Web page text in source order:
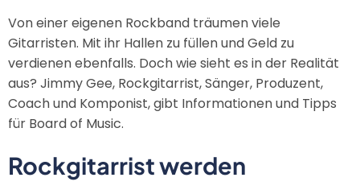
Von einer eigenen Rockband träumen viele
Gitarristen. Mit ihr Hallen zu füllen und Geld zu
verdienen ebenfalls. Doch wie sieht es in der Realität
aus? Jimmy Gee, Rockgitarrist, Sänger, Produzent,
Coach und Komponist, gibt Informationen und Tipps
für Board of Music.
Rockgitarrist werden